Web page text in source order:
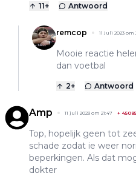
11+ Antwoord
remcop 11 juli 2023 om
Mooie reactie
dan voetbal
2+ Antwoord
Amp 11 juli 2023 om 21:47 + 45085
Top, hopelijk geen tot
schade zodat ie weer
beperkingen. Als dat
dokter